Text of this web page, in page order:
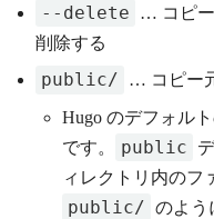
--delete
… コピ
削除する
public/
… コピー
Hugo のデフォル
です。 public
ィレクトリ内のフ
public/ のよう